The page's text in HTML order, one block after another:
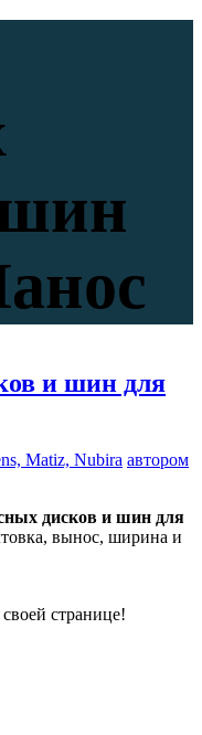
и шин для
Matiz, Nubira автором
дисков и шин для
вынос, ширина и
странице!